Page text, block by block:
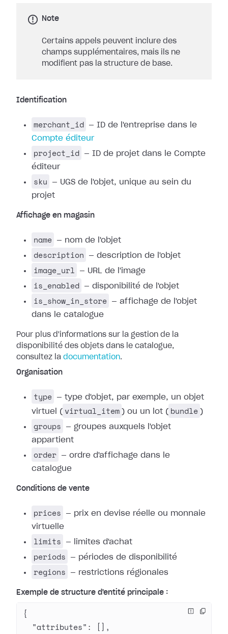
Note
Certains appels peuvent inclure des
champs supplémentaires, mais ils ne
modifient pas la structure de base.
Identification
merchant_id
— ID de l'entreprise dans le
Compte éditeur
project_id
— ID de projet dans le Compte
éditeur
sku
— UGS de l'objet, unique au sein du
projet
Affichage en magasin
name — nom de l'objet
description — description de l'objet
image_url — URL de l'image
is_enabled — disponibilité de l'objet
is_show_in_store
— affichage de l'objet
dans le catalogue
Pour plus d'informations sur la gestion de la
disponibilité des objets dans le catalogue,
consultez la documentation.
Organisation
type
— type d'objet, par exemple, un objet
virtuel ( virtual_item ) ou un lot ( bundle )
groups
— groupes auxquels l'objet
appartient
order
— ordre d'affichage dans le
catalogue
Conditions de vente
prices
— prix en devise réelle ou monnaie
virtuelle
limits — limites d'achat
periods — périodes de disponibilité
regions — restrictions régionales
Exemple de structure d'entité principale :
{
  "attributes"
: [],